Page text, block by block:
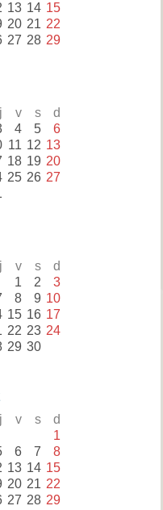
13 14 15
20 21 22
27 28 29
j v s d
4 5 6
11 12 13
18 19 20
25 26 27
j v s d
1 2 3
8 9 10
15 16 17
22 23 24
29 30
j v s d
1
6 7 8
13 14 15
20 21 22
27 28 29